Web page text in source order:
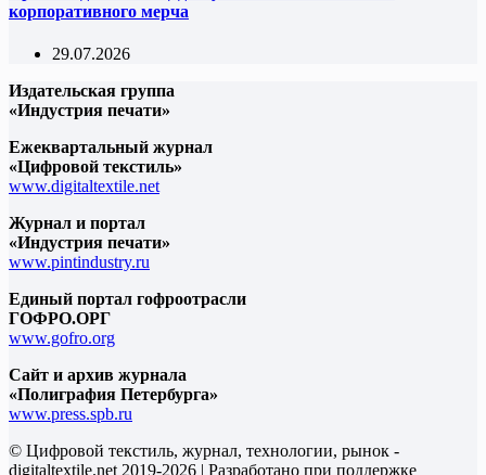
корпоративного мерча
29.07.2026
Издательская группа
«Индустрия печати»
Ежеквартальный журнал
«Цифровой текстиль»
www.digitaltextile.net
Журнал и портал
«Индустрия печати»
www.pintindustry.ru
Единый портал гофроотрасли
ГОФРО.ОРГ
www.gofro.org
Сайт и архив журнала
«Полиграфия Петербурга»
www.press.spb.ru
© Цифровой текстиль, журнал, технологии, рынок -
digitaltextile.net 2019-2026 | Разработано при поддержке